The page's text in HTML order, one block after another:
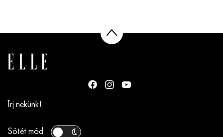
Írj nekünk!
Sötét mód